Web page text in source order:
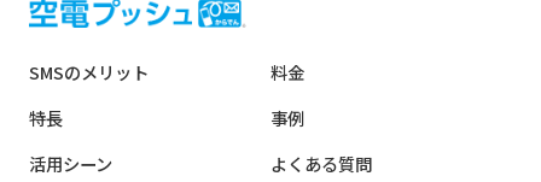
SMSのメリット
料金
特長
事例
活用シーン
よくある質問